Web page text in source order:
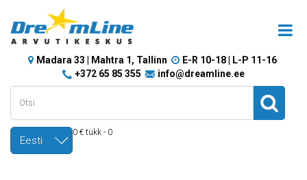
Madara 33 | Mahtra 1, Tallinn
E-R 10-18 | L-P 11-16
+372 65 85 355
info@dreamline.ee
Eesti
0 € tükk - 0